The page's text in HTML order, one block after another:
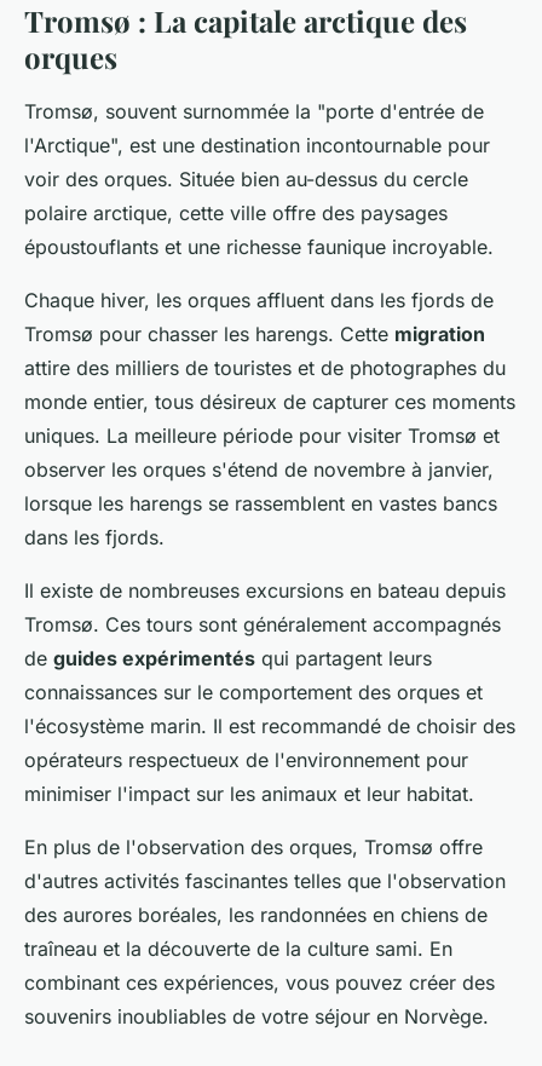
Tromsø : La capitale arctique des
orques
Tromsø, souvent surnommée la "porte d'entrée de
l'Arctique", est une destination incontournable pour
voir des orques. Située bien au-dessus du cercle
polaire arctique, cette ville offre des paysages
époustouflants et une richesse faunique incroyable.
Chaque hiver, les orques affluent dans les fjords de
Tromsø pour chasser les harengs. Cette migration
attire des milliers de touristes et de photographes du
monde entier, tous désireux de capturer ces moments
uniques. La meilleure période pour visiter Tromsø et
observer les orques s'étend de novembre à janvier,
lorsque les harengs se rassemblent en vastes bancs
dans les fjords.
Il existe de nombreuses excursions en bateau depuis
Tromsø. Ces tours sont généralement accompagnés
de guides expérimentés qui partagent leurs
connaissances sur le comportement des orques et
l'écosystème marin. Il est recommandé de choisir des
opérateurs respectueux de l'environnement pour
minimiser l'impact sur les animaux et leur habitat.
En plus de l'observation des orques, Tromsø offre
d'autres activités fascinantes telles que l'observation
des aurores boréales, les randonnées en chiens de
traîneau et la découverte de la culture sami. En
combinant ces expériences, vous pouvez créer des
souvenirs inoubliables de votre séjour en Norvège.